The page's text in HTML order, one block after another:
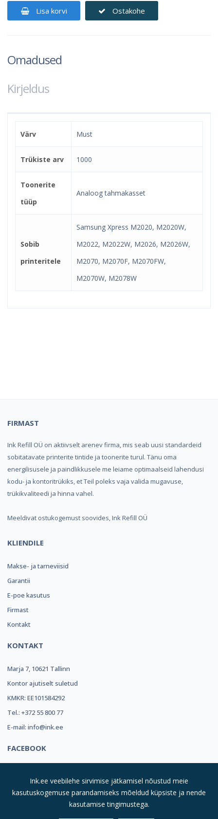
Lisa korvi Ostakohe
Omadused
Kirjeldus
Värv Must
Trükiste arv 1000
Toonerite
tüüp
Analoog tahmakasset
Sobib
printeritele
Samsung Xpress M2020, M2020W,
M2022, M2022W, M2026, M2026W,
M2070, M2070F, M2070FW,
M2070W, M2078W
FIRMAST
Ink Refill OÜ on aktiivselt arenev firma, mis seab uusi standardeid
sobitatavate printerite tintide ja toonerite turul. Tänu oma
energilisusele ja paindlikkusele me leiame optimaalseid lahendusi
kodu- ja kontoritrükiks, et Teil poleks vaja valida mugavuse,
trükikvaliteedi ja hinna vahel.
Meeldivat ostukogemust soovides, Ink Refill OÜ
KLIENDILE
Makse- ja tarneviisid
Garantii
E-poe kasutus
Firmast
Kontakt
KONTAKT
Marja 7, 10621 Tallinn
Kontor ajutiselt suletud
KMKR: EE101584292
Tel.: +372 55 800 77
E-mail: info@ink.ee
FACEBOOK
Kõik Õigused Kaitstud
Ink.ee veebilehe sirvimise jätkamisel nõustud meie
kasutuskogemuse parandamiseks mõeldud küpsiste ja nende
kasutamise tingimustega.